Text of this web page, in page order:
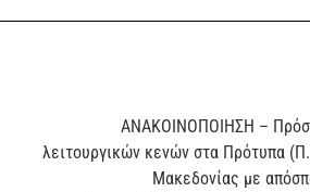
ΑΝΑΚΟΙΝΟΠΟΙΗΣΗ –
λειτουργικών κενών στα Πρότυπα
Μακεδονίας με